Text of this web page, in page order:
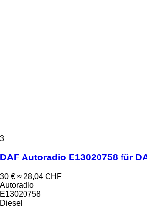
3
DAF Autoradio E13020758 für
30 € ≈ 28,04 CHF
Autoradio
E13020758
Diesel